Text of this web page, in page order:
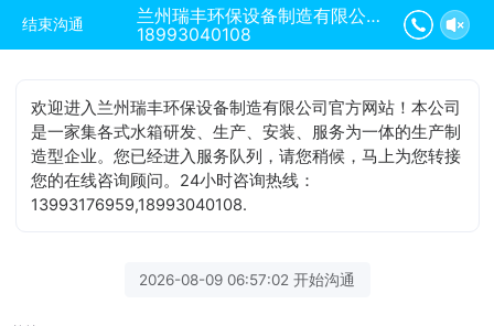
结束沟通
兰州瑞丰环保设备制造有限公司正在为您服务
18993040108
欢迎进入兰州瑞丰环保设备制造有限公司官方网站！本公司
是一家集各式水箱研发、生产、安装、服务为一体的生产制
造型企业。您已经进入服务队列，请您稍候，马上为您转接
您的在线咨询顾问。24小时咨询热线：
13993176959,18993040108.
2026-08-09 06:57:02 开始沟通